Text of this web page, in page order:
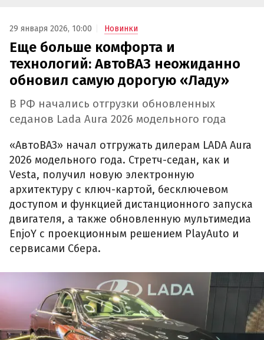
29 января 2026, 10:00 Новинки
Еще больше комфорта и
технологий: АвтоВАЗ неожиданно
обновил самую дорогую «Ладу»
В РФ начались отгрузки обновленных
седанов Lada Aura 2026 модельного года
«АвтоВАЗ» начал отгружать дилерам LADA Aura
2026 модельного года. Стретч-седан, как и
Vesta, получил новую электронную
архитектуру с ключ-картой, бесключевом
доступом и функцией дистанционного запуска
двигателя, а также обновленную мультимедиа
EnjoY с проекционным решением PlayAuto и
сервисами Сбера.